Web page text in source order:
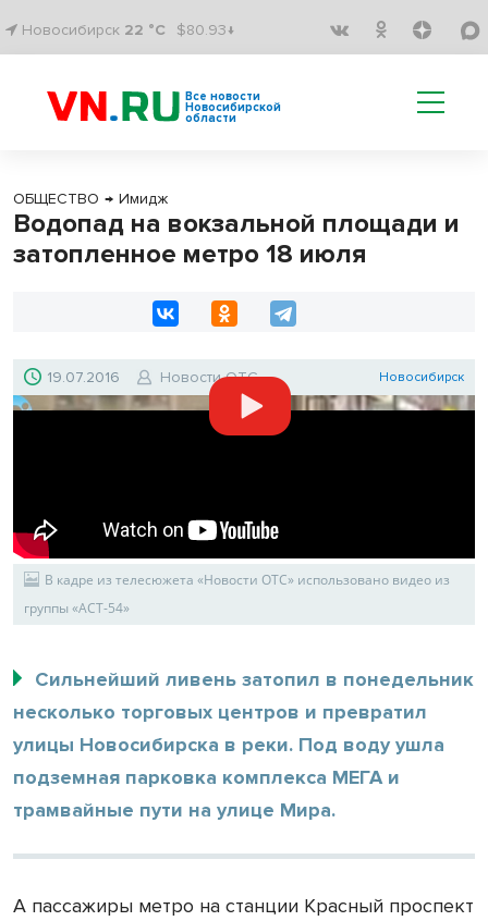
Новосибирск 22 °C $80.93↓
Все новости
Новосибирской
области
ОБЩЕСТВО → Имидж
Водопад на вокзальной площади и
затопленное метро 18 июля
19.07.2016 Новости ОТС Новосибирск
В кадре из телесюжета «Новости ОТС» использовано видео из
группы «АСТ-54»
Сильнейший ливень затопил в понедельник
несколько торговых центров и превратил
улицы Новосибирска в реки. Под воду ушла
подземная парковка комплекса МЕГА и
трамвайные пути на улице Мира.
А пассажиры метро на станции Красный проспект